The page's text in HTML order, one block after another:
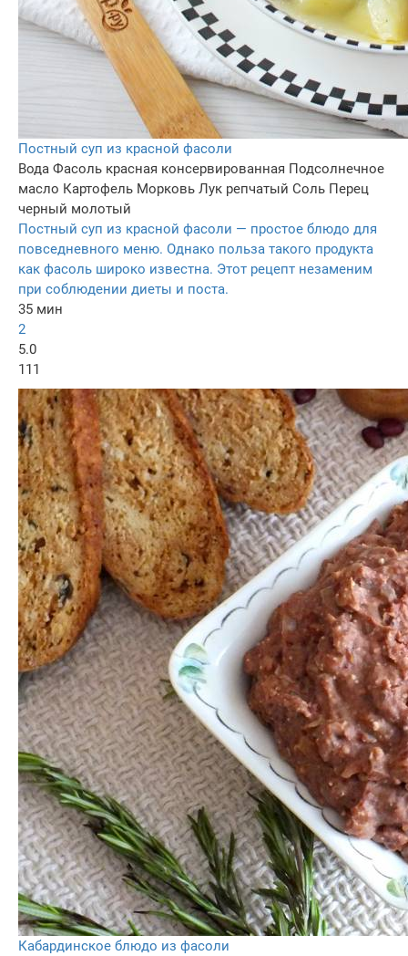
Постный суп из красной фасоли
Вода Фасоль красная консервированная Подсолнечное
масло Картофель Морковь Лук репчатый Соль Перец
черный молотый
Постный суп из красной фасоли — простое блюдо для
повседневного меню. Однако польза такого продукта
как фасоль широко известна. Этот рецепт незаменим
при соблюдении диеты и поста.
35 мин
2
5.0
111
Кабардинское блюдо из фасоли